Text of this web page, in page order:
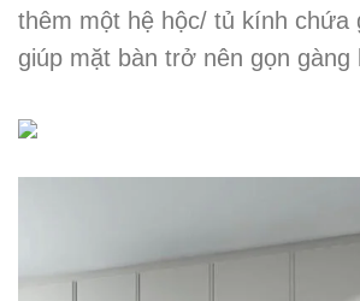
thêm một hệ hộc/ tủ kính chứa
giúp mặt bàn trở nên gọn gàng